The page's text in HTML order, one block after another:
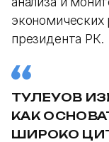
президента РК.
ТУЛЕУОВ
КАК
ШИРОКО